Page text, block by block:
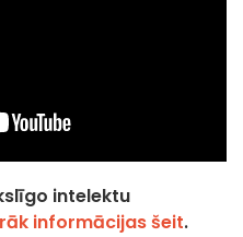
intelektu
informācijas šeit.